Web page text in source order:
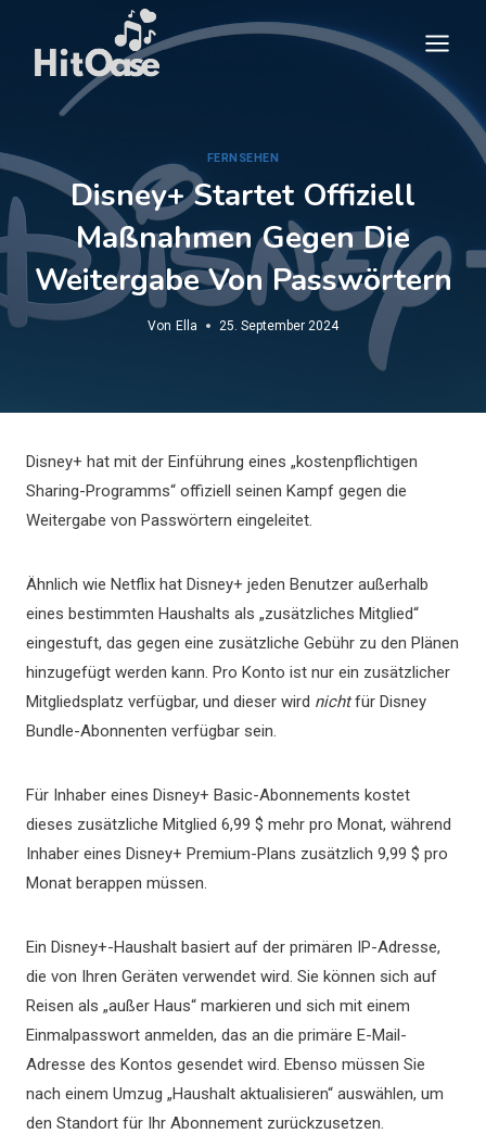
springen
FERNSEHEN
Disney+ Startet Offiziell
Maßnahmen Gegen Die
Weitergabe Von Passwörtern
Von Ella 25. September 2024
Disney+ hat mit der Einführung eines „kostenpflichtigen
Sharing-Programms“ offiziell seinen Kampf gegen die
Weitergabe von Passwörtern eingeleitet.
Ähnlich wie Netflix hat Disney+ jeden Benutzer außerhalb
eines bestimmten Haushalts als „zusätzliches Mitglied“
eingestuft, das gegen eine zusätzliche Gebühr zu den Plänen
hinzugefügt werden kann. Pro Konto ist nur ein zusätzlicher
Mitgliedsplatz verfügbar, und dieser wird nichtfür Disney
Bundle-Abonnenten verfügbar sein.
Für Inhaber eines Disney+ Basic-Abonnements kostet
dieses zusätzliche Mitglied 6,99 $ mehr pro Monat, während
Inhaber eines Disney+ Premium-Plans zusätzlich 9,99 $ pro
Monat berappen müssen.
Ein Disney+-Haushalt basiert auf der primären IP-Adresse,
die von Ihren Geräten verwendet wird. Sie können sich auf
Reisen als „außer Haus“ markieren und sich mit einem
Einmalpasswort anmelden, das an die primäre E-Mail-
Adresse des Kontos gesendet wird. Ebenso müssen Sie
nach einem Umzug „Haushalt aktualisieren“ auswählen, um
den Standort für Ihr Abonnement zurückzusetzen.